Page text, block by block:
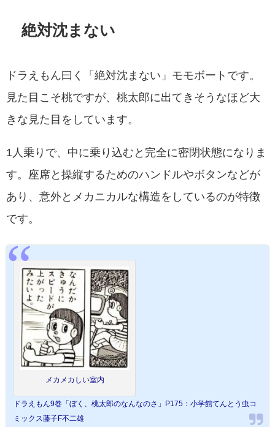
絶対沈まない
ドラえもん曰く「絶対沈まない」モモボートです。
見た目こそ桃ですが、桃太郎に出てきそうなほど大
きな見た目をしています。
1人乗りで、中に乗り込むと完全に密閉状態になりま
す。座席と操縦するためのハンドルやボタンなどが
あり、意外とメカニカルな構造をしているのが特徴
です。
メカメカしい室内
ドラえもん9巻「ぼく、桃太郎のなんなのさ」P175：小学館てんとう虫コ
ミックス藤子F不二雄